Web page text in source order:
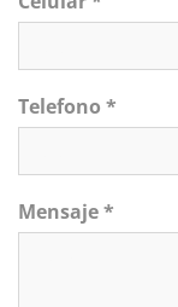
Telefono *
Mensaje *